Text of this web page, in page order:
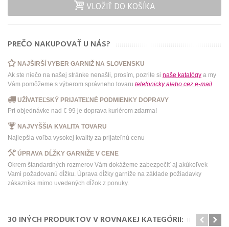
VLOŽIŤ DO KOŠÍKA
PREČO NAKUPOVAŤ U NÁS?
NAJŠIRŠÍ VYBER GARNIŽ NA SLOVENSKU
Ak ste niečo na našej stránke nenašli, prosím, pozrite si naše katalógy a my
Vám pomôžeme s výberom správneho tovaru telefonicky alebo cez e-mail
UŽÍVATEĽSKÝ PRIJATEĽNÉ PODMIENKY DOPRAVY
Pri objednávke nad € 99 je doprava kuriérom zdarma!
NAJVYŠŠIA KVALITA TOVARU
Najlepšia voľba vysokej kvality za prijateľnú cenu
ÚPRAVA DĹŽKY GARNIŽE V CENE
Okrem štandardných rozmerov Vám dokážeme zabezpečiť aj akúkoľvek
Vami požadovanú dĺžku. Úprava dĺžky garniže na základe požiadavky
zákazníka mimo uvedených dĺžok z ponuky.
30 INÝCH PRODUKTOV V ROVNAKEJ KATEGÓRII: